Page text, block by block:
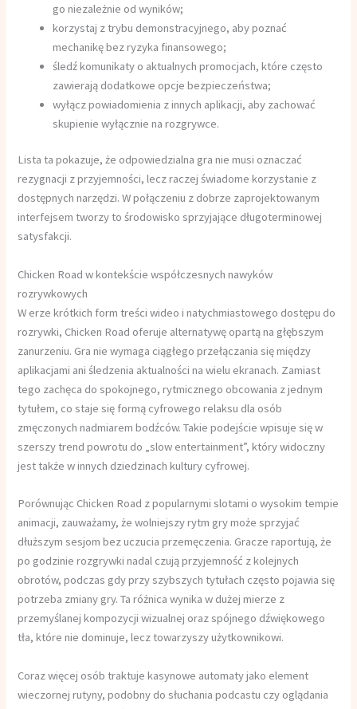
go niezależnie od wyników;
korzystaj z trybu demonstracyjnego, aby poznać
mechanikę bez ryzyka finansowego;
śledź komunikaty o aktualnych promocjach, które często
zawierają dodatkowe opcje bezpieczeństwa;
wyłącz powiadomienia z innych aplikacji, aby zachować
skupienie wyłącznie na rozgrywce.
Lista ta pokazuje, że odpowiedzialna gra nie musi oznaczać
rezygnacji z przyjemności, lecz raczej świadome korzystanie z
dostępnych narzędzi. W połączeniu z dobrze zaprojektowanym
interfejsem tworzy to środowisko sprzyjające długoterminowej
satysfakcji.
Chicken Road w kontekście współczesnych nawyków
rozrywkowych
W erze krótkich form treści wideo i natychmiastowego dostępu do
rozrywki, Chicken Road oferuje alternatywę opartą na głębszym
zanurzeniu. Gra nie wymaga ciągłego przełączania się między
aplikacjami ani śledzenia aktualności na wielu ekranach. Zamiast
tego zachęca do spokojnego, rytmicznego obcowania z jednym
tytułem, co staje się formą cyfrowego relaksu dla osób
zmęczonych nadmiarem bodźców. Takie podejście wpisuje się w
szerszy trend powrotu do „slow entertainment”, który widoczny
jest także w innych dziedzinach kultury cyfrowej.
Porównując Chicken Road z popularnymi slotami o wysokim tempie
animacji, zauważamy, że wolniejszy rytm gry może sprzyjać
dłuższym sesjom bez uczucia przemęczenia. Gracze raportują, że
po godzinie rozgrywki nadal czują przyjemność z kolejnych
obrotów, podczas gdy przy szybszych tytułach często pojawia się
potrzeba zmiany gry. Ta różnica wynika w dużej mierze z
przemyślanej kompozycji wizualnej oraz spójnego dźwiękowego
tła, które nie dominuje, lecz towarzyszy użytkownikowi.
Coraz więcej osób traktuje kasynowe automaty jako element
wieczornej rutyny, podobny do słuchania podcastu czy oglądania